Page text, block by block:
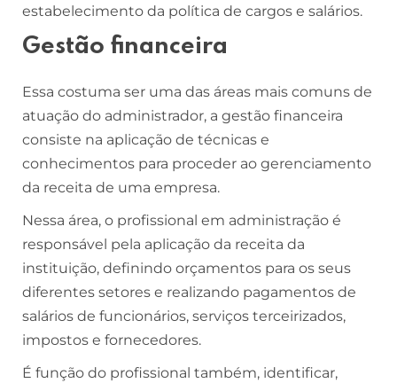
estabelecimento da política de cargos e salários.
Gestão financeira
Essa costuma ser uma das áreas mais comuns de
atuação do administrador, a gestão financeira
consiste na aplicação de técnicas e
conhecimentos para proceder ao gerenciamento
da receita de uma empresa.
Nessa área, o profissional em administração é
responsável pela aplicação da receita da
instituição, definindo orçamentos para os seus
diferentes setores e realizando pagamentos de
salários de funcionários, serviços terceirizados,
impostos e fornecedores.
É função do profissional também, identificar,